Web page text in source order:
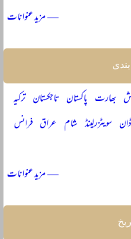
— مزید عنوانات
بھارت پاکستان تاجکستان ترکیہ
سویٹزرلینڈ شام عراق فرانس
— مزید عنوانات